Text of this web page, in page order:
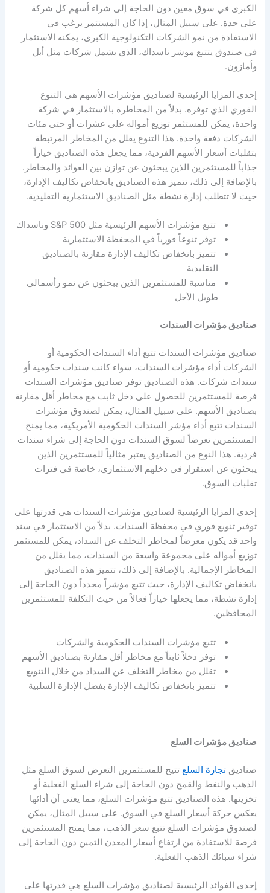
الكبرى في سوق معين دون الحاجة إلى شراء أسهم كل شركة
على حدة. على سبيل المثال، إذا كان المستثمر يرغب في
الاستفادة من نمو الشركات التكنولوجية الكبرى، يمكنه الاستثمار
في صندوق يتتبع مؤشر ناسداك، الذي يشمل شركات مثل أبل
وأمازون.
إحدى المزايا الرئيسية لصناديق مؤشرات الأسهم هي التنوع
الفوري الذي توفره. بدلاً من المخاطرة بالاستثمار في شركة
واحدة، يمكن للمستثمر توزيع أمواله على عشرات أو حتى مئات
الشركات دفعة واحدة. هذا التنوع يقلل من المخاطر المرتبطة
بتقلبات أسعار الأسهم الفردية، مما يجعل هذه الصناديق خياراً
جذاباً للمستثمرين الذين يبحثون عن توازن بين العوائد والمخاطر.
بالإضافة إلى ذلك، تتميز هذه الصناديق بانخفاض تكاليف الإدارة،
حيث لا تتطلب إدارة نشطة مثل الصناديق الاستثمارية التقليدية.
تتبع مؤشرات الأسهم الرئيسية مثل S&P 500 وناسداك
توفر تنوعاً فورياً في المحفظة الاستثمارية
تتميز بانخفاض تكاليف الإدارة مقارنة بالصناديق
التقليدية
مناسبة للمستثمرين الذين يبحثون عن نمو رأسمالي
طويل الأجل
صناديق مؤشرات السندات
صناديق مؤشرات السندات تتبع أداء السندات الحكومية أو
الشركات أداء مؤشرات السندات، سواء كانت سندات حكومية أو
سندات شركات. هذه الصناديق توفر صناديق مؤشرات السندات
فرصة للمستثمرين للحصول على دخل ثابت مع مخاطر أقل مقارنة
بصناديق الأسهم. على سبيل المثال، يمكن لصندوق مؤشرات
السندات تتبع أداء مؤشر السندات الحكومية الأمريكية، مما يمنح
المستثمرين تعرضاً لسوق السندات دون الحاجة إلى شراء سندات
فردية. هذا النوع من الصناديق يعتبر مثالياً للمستثمرين الذين
يبحثون عن استقرار في دخلهم الاستثماري، خاصة في فترات
تقلبات السوق.
إحدى المزايا الرئيسية لصناديق مؤشرات السندات هي قدرتها على
توفير تنويع فوري في محفظة السندات. بدلاً من الاستثمار في سند
واحد قد يكون معرضاً لمخاطر التخلف عن السداد، يمكن للمستثمر
توزيع أمواله على مجموعة واسعة من السندات، مما يقلل من
المخاطر الإجمالية. بالإضافة إلى ذلك، تتميز هذه الصناديق
بانخفاض تكاليف الإدارة، حيث تتبع مؤشراً محدداً دون الحاجة إلى
إدارة نشطة، مما يجعلها خياراً فعالاً من حيث التكلفة للمستثمرين
المحافظين.
تتبع مؤشرات السندات الحكومية والشركات
توفر دخلاً ثابتاً مع مخاطر أقل مقارنة بصناديق الأسهم
تقلل من مخاطر التخلف عن السداد من خلال التنويع
تتميز بانخفاض تكاليف الإدارة بفضل الإدارة السلبية
صناديق مؤشرات السلع
صناديق تجارة السلعتتيح للمستثمرين التعرض لسوق السلع مثل
الذهب والنفط والقمح دون الحاجة إلى شراء السلع الفعلية أو
تخزينها. هذه الصناديق تتبع مؤشرات السلع، مما يعني أن أدائها
يعكس حركة أسعار السلع في السوق. على سبيل المثال، يمكن
لصندوق مؤشرات السلع تتبع سعر الذهب، مما يمنح المستثمرين
فرصة للاستفادة من ارتفاع أسعار المعدن الثمين دون الحاجة إلى
شراء سبائك الذهب الفعلية.
إحدى الفوائد الرئيسية لصناديق مؤشرات السلع هي قدرتها على